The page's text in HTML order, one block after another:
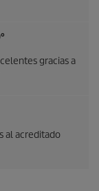
gracias a
al acreditado